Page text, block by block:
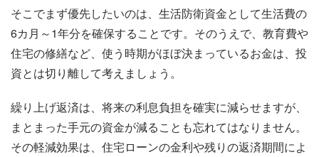
そこでまず優先したいのは、生活防衛資金として生活費の
6カ月～1年分を確保することです。そのうえで、教育費や
住宅の修繕など、使う時期がほぼ決まっているお金は、投
資とは切り離して考えましょう。
繰り上げ返済は、将来の利息負担を確実に減らせますが、
まとまった手元の資金が減ることも忘れてはなりません。
その軽減効果は、住宅ローンの金利や残りの返済期間によ